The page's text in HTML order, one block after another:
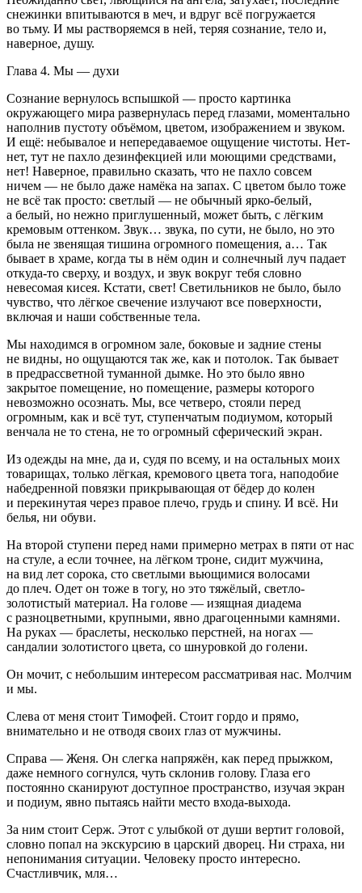
снежинки впитываются в меч, и вдруг всё погружается
во тьму. И мы растворяемся в ней, теряя сознание, тело и,
наверное, душу.
Глава 4. Мы — духи
Сознание вернулось вспышкой — просто картинка
окружающего мира развернулась перед глазами, моментально
наполнив пустоту объёмом, цветом, изображением и звуком.
И ещё: небывалое и непередаваемое ощущение чистоты. Нет-
нет, тут не пахло дезинфекцией или моющими средствами,
нет! Наверное, правильно сказать, что не пахло совсем
ничем — не было даже намёка на запах. С цветом было тоже
не всё так просто: светлый — не обычный ярко-белый,
а белый, но нежно приглушенный, может быть, с лёгким
кремовым оттенком. Звук… звука, по сути, не было, но это
была не звенящая тишина огромного помещения, а… Так
бывает в храме, когда ты в нём один и солнечный луч падает
откуда-то сверху, и воздух, и звук вокруг тебя словно
невесомая кисея. Кстати, свет! Светильников не было, было
чувство, что лёгкое свечение излучают все поверхности,
включая и наши собственные тела.
Мы находимся в огромном зале, боковые и задние стены
не видны, но ощущаются так же, как и потолок. Так бывает
в предрассветной туманной дымке. Но это было явно
закрытое помещение, но помещение, размеры которого
невозможно осознать. Мы, все четверо, стояли перед
огромным, как и всё тут, ступенчатым подиумом, который
венчала не то стена, не то огромный сферический экран.
Из одежды на мне, да и, судя по всему, и на остальных моих
товарищах, только лёгкая, кремового цвета тога, наподобие
набедренной повязки прикрывающая от бёдер до колен
и перекинутая через правое плечо, грудь и спину. И всё. Ни
белья, ни обуви.
На второй ступени перед нами примерно метрах в пяти от нас
на стуле, а если точнее, на лёгком троне, сидит мужчина,
на вид лет сорока, сто светлыми вьющимися волосами
до плеч. Одет он тоже в тогу, но это тяжёлый, светло-
золотистый материал. На голове — изящная диадема
с разноцветными, крупными, явно драгоценными камнями.
На руках — браслеты, несколько перстней, на ногах —
сандалии золотистого цвета, со шнуровкой до голени.
Он мочит, с небольшим интересом рассматривая нас. Молчим
и мы.
Слева от меня стоит Тимофей. Стоит гордо и прямо,
внимательно и не отводя своих глаз от мужчины.
Справа — Женя. Он слегка напряжён, как перед прыжком,
даже немного согнулся, чуть склонив голову. Глаза его
постоянно сканируют доступное пространство, изучая экран
и подиум, явно пытаясь найти место входа-выхода.
За ним стоит Серж. Этот с улыбкой от души вертит головой,
словно попал на экскурсию в царский дворец. Ни страха, ни
непонимания ситуации. Человеку просто интересно.
Счастливчик, мля…